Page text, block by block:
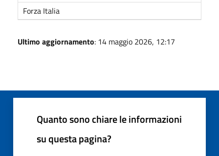
Forza Italia
Ultimo aggiornamento: 14 maggio 2026, 12:17
Quanto sono chiare le informazioni
su questa pagina?